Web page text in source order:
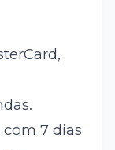
7 dias